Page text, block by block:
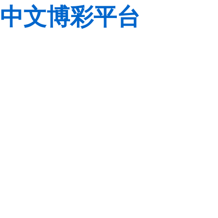
中文博彩平台